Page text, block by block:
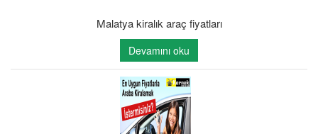
Malatya kiralık araç fiyatları
Devamını oku